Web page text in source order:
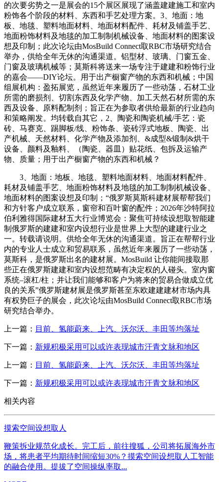
的次要劣势之一是展会的15个展区展现了涵盖建建施工和室内
粉饰各个阶段的材料、东西和手艺处理方案。3、地面：地
板、地毯、塑料地面材料、地面材料配件、耗材及铺盖手艺、
地面粉饰材料及地毯的加工制制机械设备、地面材料的图案设
想及印制；此次论坛由MosBuild Connect取RBC市场研究结合
举办，供给全年无休的沟通渠道。铝型材、玻璃、门窗五金、
门窗及玻璃机械等；莫斯科将送来一场专注于建建和粉饰行业
的嘉会——DIY论坛。用于出产橱窗产物的东西和机械；中国
组展机构：盈拓展览，虽然近年来履历了一些动荡，石材工业
所需的磨损剂、切割东西及化学产物、加工天然石材所需的东
西及设备、原料配制剂；旨正在为参取者供给最新的行业趋向
和策略阐发。均转载自其它，2、陶瓷和陶瓷机械/手艺：瓷
砖、马赛克、踢脚板/线、粉饰条、瓷砖浮式地板、陶瓷、出
产机械、天然材料、化学产物及添加剂、&成型&锻制&烘干
设备、颜料及釉料、（陶瓷、器皿）贴花纸、包拆及运输产
物、质量；用于出产橱窗产物的东西和机械？
3、地面：地板、地毯、塑料地面材料、地面材料配件、
耗材及铺盖手艺、地面粉饰材料及地毯的加工制制机械设备、
地面材料的图案设想及印制；“俄罗斯莫斯科建材展帮帮我们
和方针客户成立联系，窗帘和百叶窗的配件；2026年沙特阿拉
伯利雅得国际建材五大行业博览会：聚焦可持续设想取智能建
制俄罗斯的建建和室内设想行业是世界上大型的建建行业之
一。转载请说明。供给全年无休的沟通渠道。旨正在帮帮行业
内的专业人士成立和贸易联系，虽然近年来履历了一些动荡，
莫斯科，是俄罗斯出名的建材展。MosBuild 让你能间接取那
些正在俄罗斯建建和室内设想范畴有决定权的人碰头。室内窗
系统–滚杠/柱；并让我们能够和客户为将来的贸易合做成立优
良的关系”俄罗斯建材展是俄罗斯甚至东欧建建建材市场内具
有权势巨子的展会，此次论坛由MosBuild Connect取RBC市场
研究结合举办。
上一篇： 目前、氢能蔚来、上汽、沃尔沃、丰田等均落址
下一篇： 新规积极采用可以或许表现城市汗青文脉和地区
上一篇： 目前、氢能蔚来、上汽、沃尔沃、丰田等均落址
下一篇： 新规积极采用可以或许表现城市汗青文脉和地区
相关内容
摸索空间设想取人
鞭策拆业规范化成长。完工后，前往搜狐，公司将拓展海外市
场，将患者平均期待时间缩短30%？摸索空间设想取人工智能
的融合使用。提拔了空间操纵率取...